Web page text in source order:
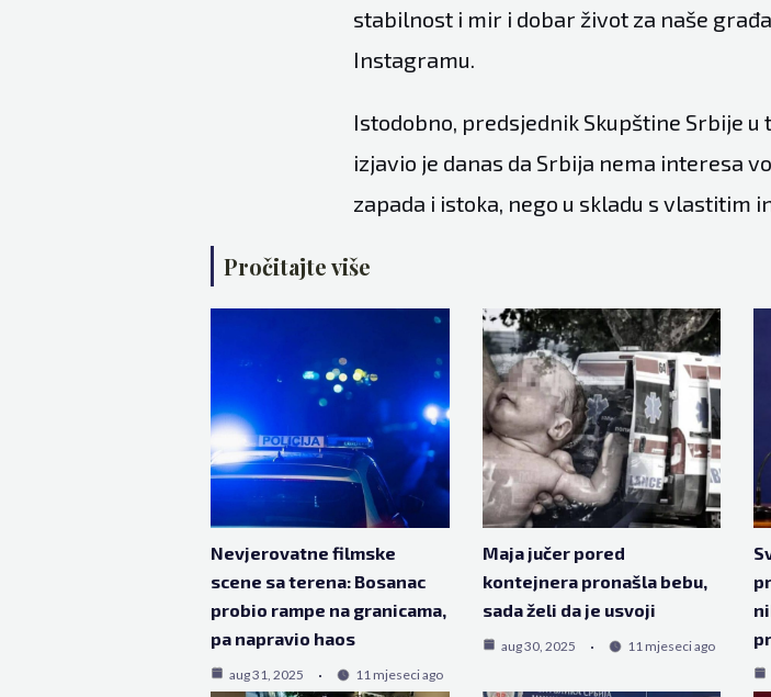
stabilnost i mir i dobar život za naše
Instagramu.
Istodobno, predsjednik Skupštine Srbije
izjavio je danas da Srbija nema interesa
zapada i istoka, nego u skladu s vlastitim
Pročitajte više
Nevjerovatne filmske
scene sa terena: Bosanac
probio rampe na granicama,
pa napravio haos
aug 31, 2025 11 mjeseci ago
Maja jučer pored
kontejnera pronašla bebu,
sada želi da je usvoji
aug 30, 2025 11 mjeseci ago